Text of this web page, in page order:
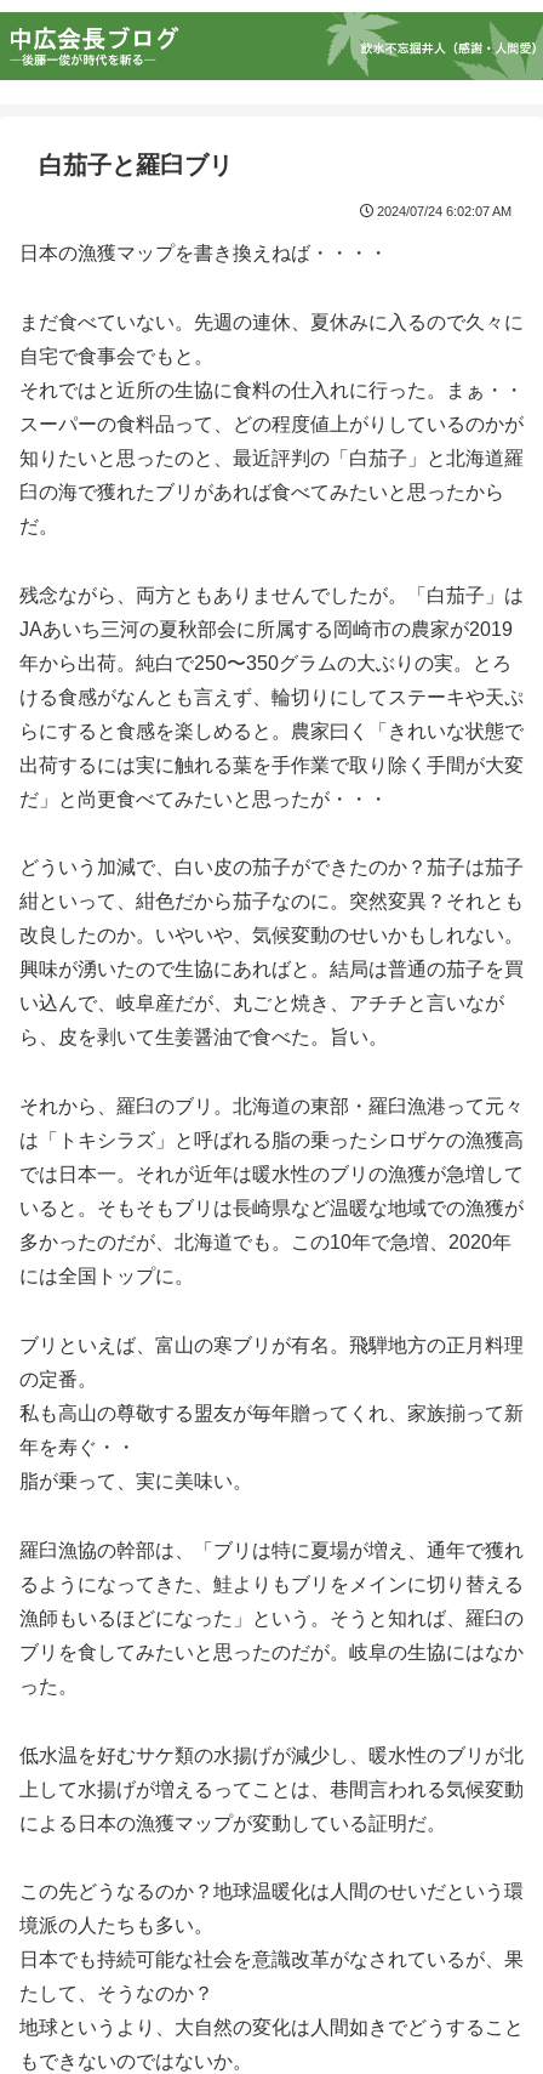
白茄子と羅臼ブリ
2024/07/24 6:02:07 AM
日本の漁獲マップを書き換えねば・・・・
まだ食べていない。先週の連休、夏休みに入るので久々に
自宅で食事会でもと。
それではと近所の生協に食料の仕入れに行った。まぁ・・
スーパーの食料品って、どの程度値上がりしているのかが
知りたいと思ったのと、最近評判の「白茄子」と北海道羅
臼の海で獲れたブリがあれば食べてみたいと思ったから
だ。
残念ながら、両方ともありませんでしたが。「白茄子」は
JAあいち三河の夏秋部会に所属する岡崎市の農家が2019
年から出荷。純白で250〜350グラムの大ぶりの実。とろ
ける食感がなんとも言えず、輪切りにしてステーキや天ぷ
らにすると食感を楽しめると。農家曰く「きれいな状態で
出荷するには実に触れる葉を手作業で取り除く手間が大変
だ」と尚更食べてみたいと思ったが・・・
どういう加減で、白い皮の茄子ができたのか？茄子は茄子
紺といって、紺色だから茄子なのに。突然変異？それとも
改良したのか。いやいや、気候変動のせいかもしれない。
興味が湧いたので生協にあればと。結局は普通の茄子を買
い込んで、岐阜産だが、丸ごと焼き、アチチと言いなが
ら、皮を剥いて生姜醤油で食べた。旨い。
それから、羅臼のブリ。北海道の東部・羅臼漁港って元々
は「トキシラズ」と呼ばれる脂の乗ったシロザケの漁獲高
では日本一。それが近年は暖水性のブリの漁獲が急増して
いると。そもそもブリは長崎県など温暖な地域での漁獲が
多かったのだが、北海道でも。この10年で急増、2020年
には全国トップに。
ブリといえば、富山の寒ブリが有名。飛騨地方の正月料理
の定番。
私も高山の尊敬する盟友が毎年贈ってくれ、家族揃って新
年を寿ぐ・・
脂が乗って、実に美味い。
羅臼漁協の幹部は、「ブリは特に夏場が増え、通年で獲れ
るようになってきた、鮭よりもブリをメインに切り替える
漁師もいるほどになった」という。そうと知れば、羅臼の
ブリを食してみたいと思ったのだが。岐阜の生協にはなか
った。
低水温を好むサケ類の水揚げが減少し、暖水性のブリが北
上して水揚げが増えるってことは、巷間言われる気候変動
による日本の漁獲マップが変動している証明だ。
この先どうなるのか？地球温暖化は人間のせいだという環
境派の人たちも多い。
日本でも持続可能な社会を意識改革がなされているが、果
たして、そうなのか？
地球というより、大自然の変化は人間如きでどうすること
もできないのではないか。